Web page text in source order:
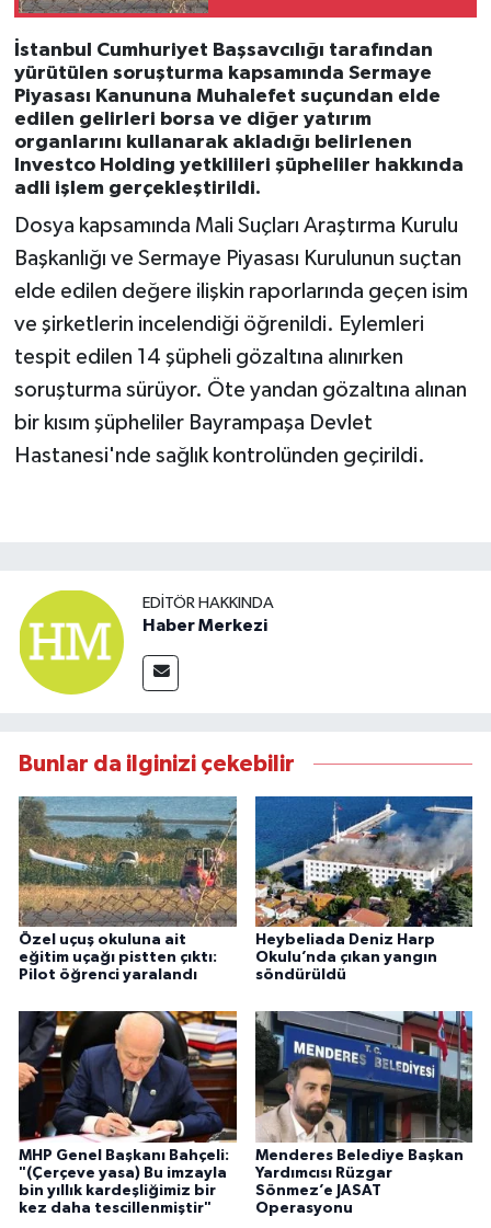
İstanbul Cumhuriyet Başsavcılığı tarafından
yürütülen soruşturma kapsamında Sermaye
Piyasası Kanununa Muhalefet suçundan elde
edilen gelirleri borsa ve diğer yatırım
organlarını kullanarak akladığı belirlenen
Investco Holding yetkilileri şüpheliler hakkında
adli işlem gerçekleştirildi.
Dosya kapsamında Mali Suçları Araştırma Kurulu
Başkanlığı ve Sermaye Piyasası Kurulunun suçtan
elde edilen değere ilişkin raporlarında geçen isim
ve şirketlerin incelendiği öğrenildi. Eylemleri
tespit edilen 14 şüpheli gözaltına alınırken
soruşturma sürüyor. Öte yandan gözaltına alınan
bir kısım şüpheliler Bayrampaşa Devlet
Hastanesi'nde sağlık kontrolünden geçirildi.
EDITÖR HAKKINDA
Haber Merkezi
Bunlar da ilginizi çekebilir
Özel uçuş okuluna ait
eğitim uçağı pistten çıktı:
Pilot öğrenci yaralandı
Heybeliada Deniz Harp
Okulu’nda çıkan yangın
söndürüldü
MHP Genel Başkanı Bahçeli:
"(Çerçeve yasa) Bu imzayla
bin yıllık kardeşliğimiz bir
kez daha tescillenmiştir"
Menderes Belediye Başkan
Yardımcısı Rüzgar
Sönmez’e JASAT
Operasyonu